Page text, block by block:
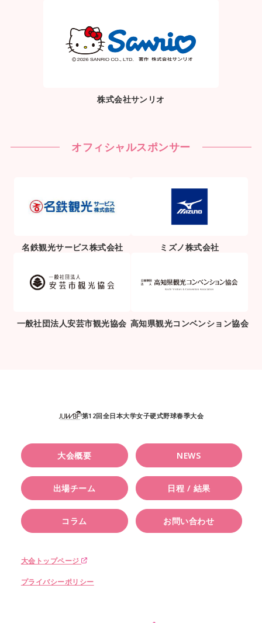
株式会社サンリオ
オフィシャルスポンサー
名鉄観光サービス株式会社 ミズノ株式会社
一般社団法人安芸市観光協会 高知県観光コンベンション協会
第12回全日本大学女子硬式野球春季大会
大会概要 NEWS
出場チーム 日程 / 結果
コラム お問い合わせ
大会トップページ
プライバシーポリシー